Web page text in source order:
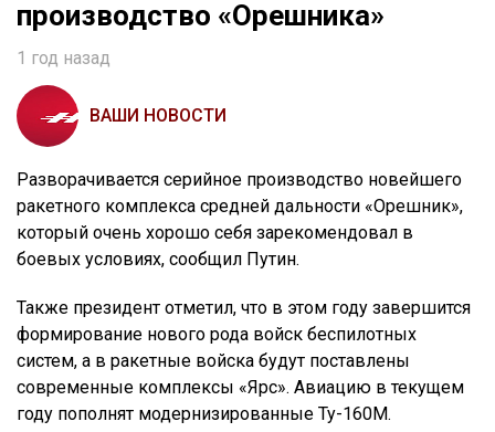
производство «Орешника»
1 год назад
ВАШИ НОВОСТИ
Разворачивается серийное производство новейшего
ракетного комплекса средней дальности «Орешник»,
который очень хорошо себя зарекомендовал в
боевых условиях, сообщил Путин.
Также президент отметил, что в этом году завершится
формирование нового рода войск беспилотных
систем, а в ракетные войска будут поставлены
современные комплексы «Ярс». Авиацию в текущем
году пополнят модернизированные Ту-160М.